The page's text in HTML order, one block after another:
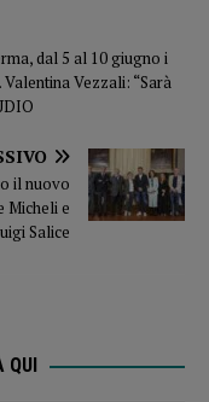
dal 5 al 10 giugno i
Vezzali: “Sarà
il nuovo
Micheli e
Salice
QUI